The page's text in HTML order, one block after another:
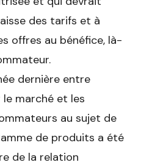
des tarifs et à
offres au bénéfice, là-
dernière entre
le marché et les
au sujet de
de produits a été
de la relation